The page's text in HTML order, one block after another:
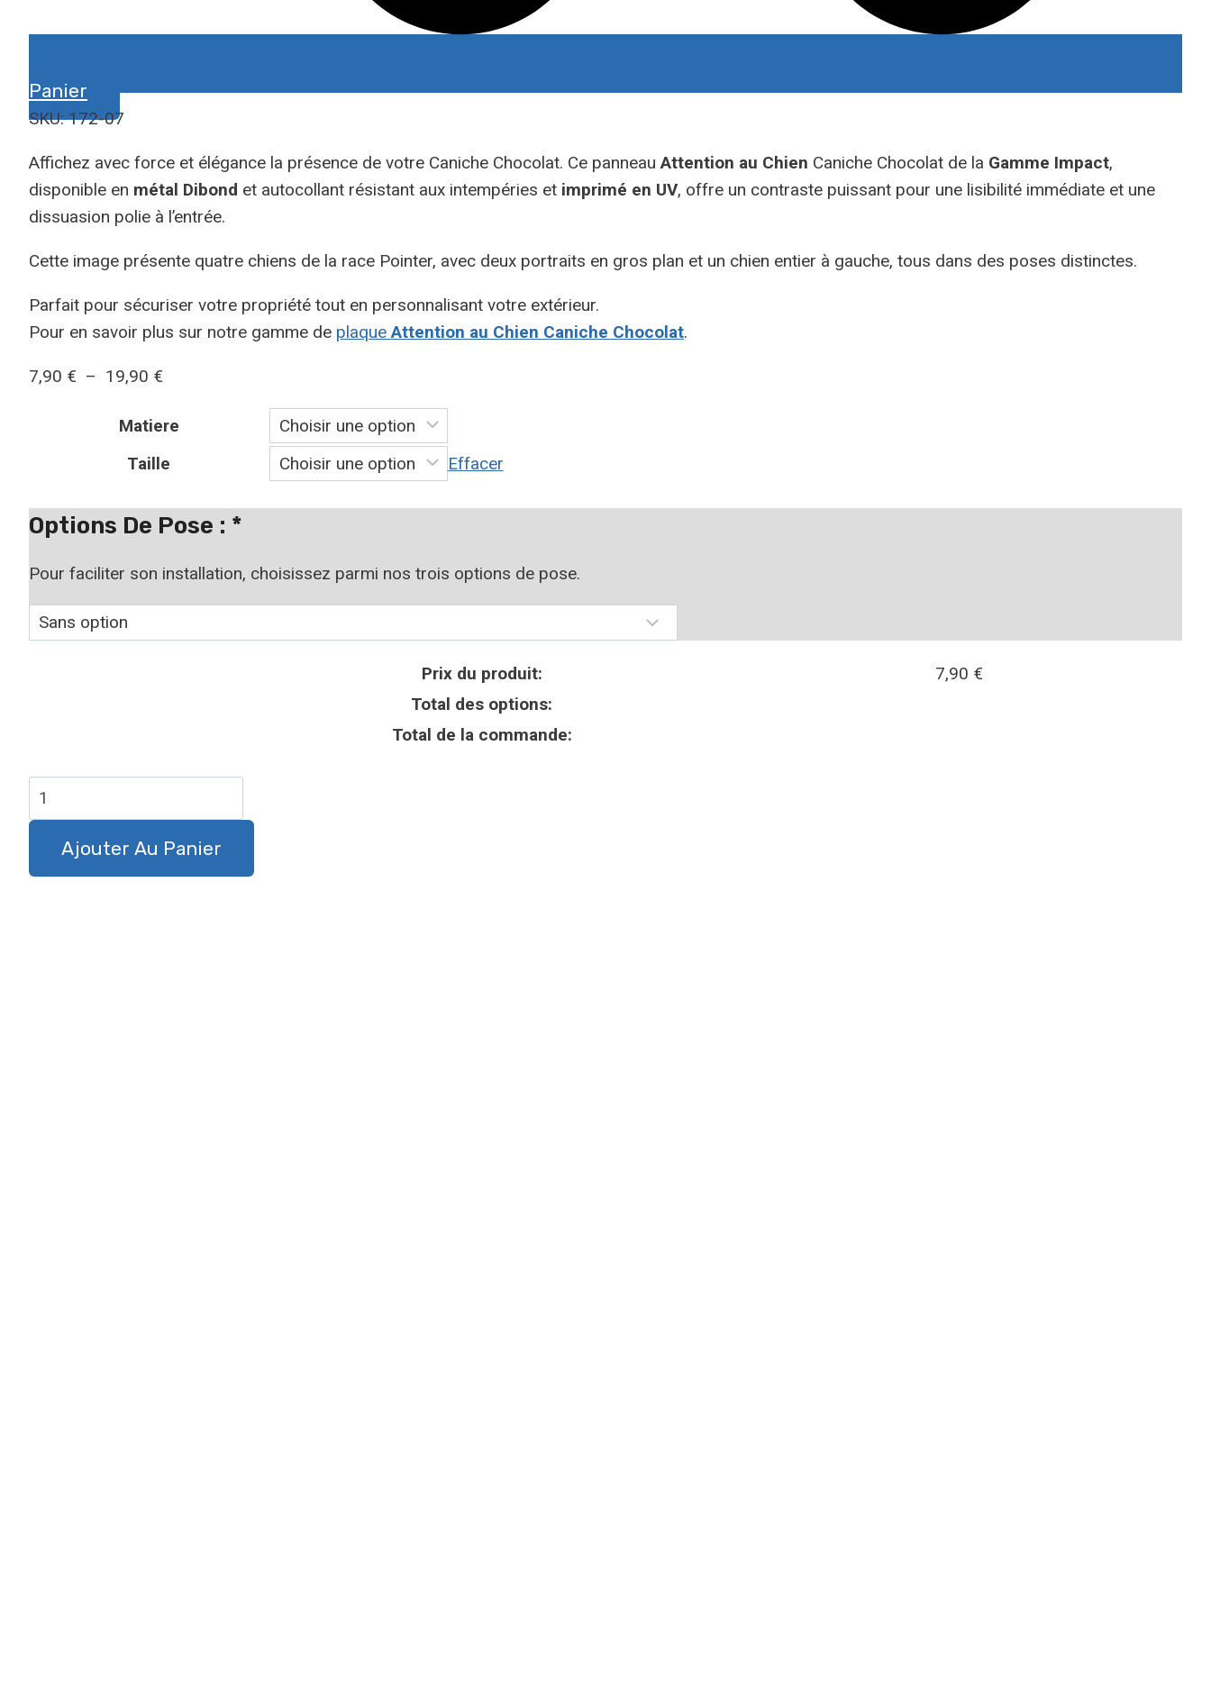
Panier
SKU: 172-07
Affichez avec force et élégance la présence de votre Caniche Chocolat. Ce panneauAttention au Chien Caniche Chocolat de la Gamme Impact,
disponible en métal Dibond et autocollant résistant aux intempéries et imprimé en UV, offre un contraste puissant pour une lisibilité immédiate et une
dissuasion polie à l’entrée.
Cette image présente quatre chiens de la race Pointer, avec deux portraits en gros plan et un chien entier à gauche, tous dans des poses distinctes.
Parfait pour sécuriser votre propriété tout en personnalisant votre extérieur.
Pour en savoir plus sur notre gamme de plaqueAttention au Chien Caniche Chocolat.
7,90 € – 19,90 €
prix :
7,90 €
19,90 €
Matiere
Taille
Effacer
Options De Pose : *
Pour faciliter son installation, choisissez parmi nos trois options de pose.
Prix du produit: 7,90 €
Total des options:
Total de la commande:
quantité
de
Panneau
attention
Ajouter Au Panier